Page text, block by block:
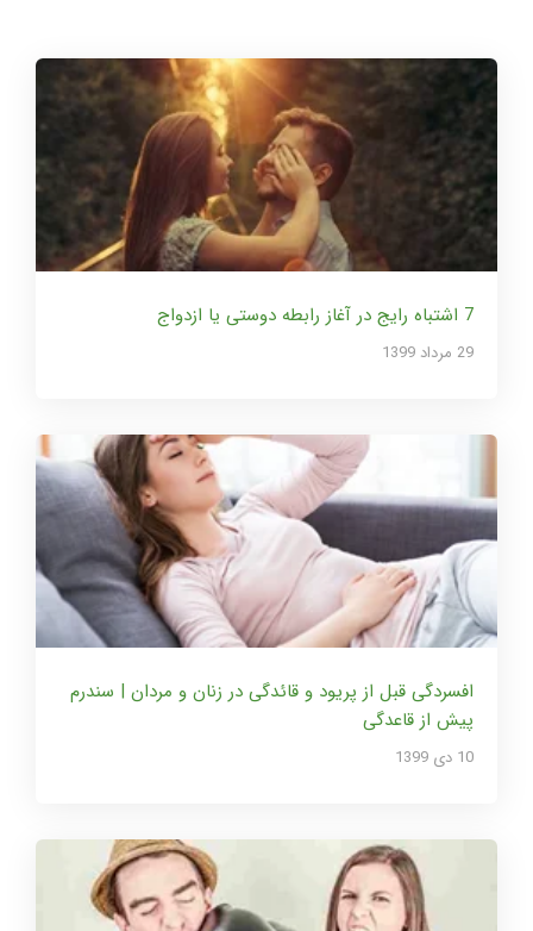
7 اشتباه رایج در آغاز رابطه دوستی یا ازدواج
29 مرداد 1399
افسردگی قبل از پریود و قائدگی در زنان و مردان | سندرم
پیش از قاعدگی
10 دی 1399